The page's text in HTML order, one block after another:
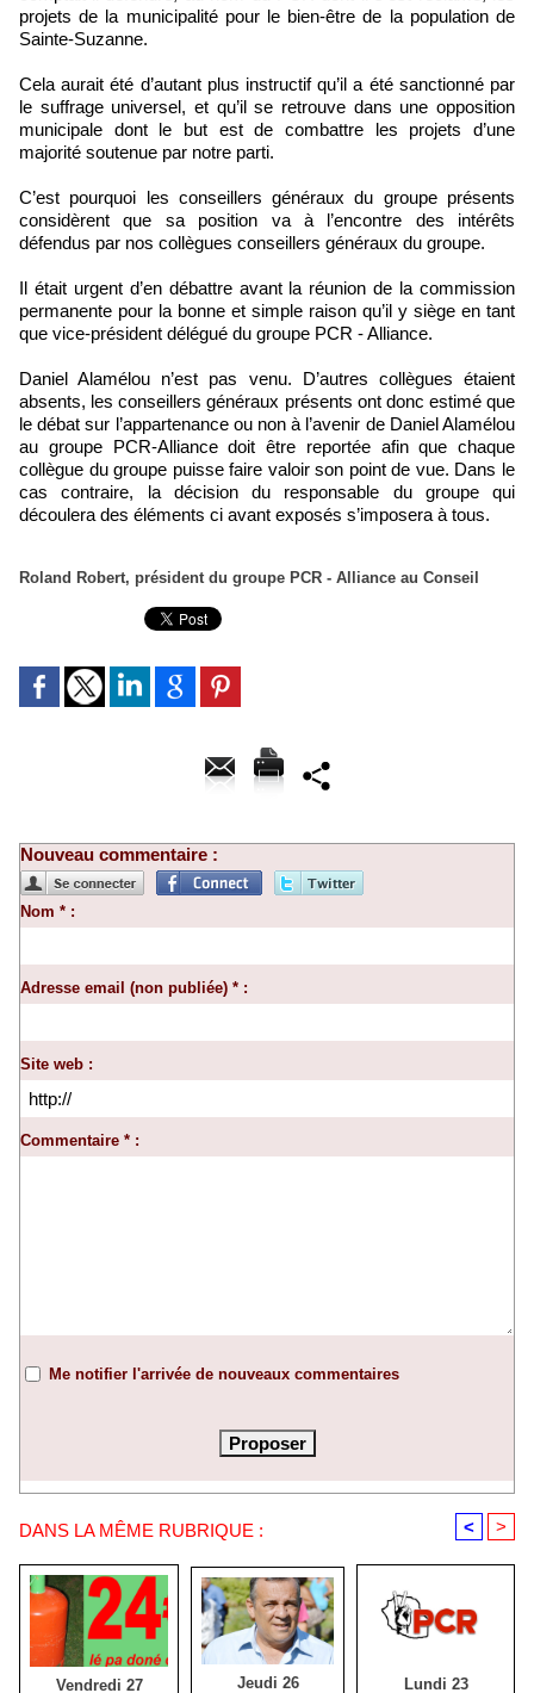
projets de la municipalité pour le bien-être de la population de
Sainte-Suzanne.
Cela aurait été d’autant plus instructif qu’il a été sanctionné par
le suffrage universel, et qu’il se retrouve dans une opposition
municipale dont le but est de combattre les projets d’une
majorité soutenue par notre parti.
C’est pourquoi les conseillers généraux du groupe présents
considèrent que sa position va à l’encontre des intérêts
défendus par nos collègues conseillers généraux du groupe.
Il était urgent d’en débattre avant la réunion de la commission
permanente pour la bonne et simple raison qu’il y siège en tant
que vice-président délégué du groupe PCR - Alliance.
Daniel Alamélou n’est pas venu. D’autres collègues étaient
absents, les conseillers généraux présents ont donc estimé que
le débat sur l’appartenance ou non à l’avenir de Daniel Alamélou
au groupe PCR-Alliance doit être reportée afin que chaque
collègue du groupe puisse faire valoir son point de vue. Dans le
cas contraire, la décision du responsable du groupe qui
découlera des éléments ci avant exposés s’imposera à tous.
Roland Robert, président du groupe PCR - Alliance au Conseil
Nouveau commentaire :
Nom * :
Adresse email (non publiée) * :
Site web :
Commentaire * :
Me notifier l'arrivée de nouveaux commentaires
DANS LA MÊME RUBRIQUE : < >
Vendredi 27
Jeudi 26
Lundi 23